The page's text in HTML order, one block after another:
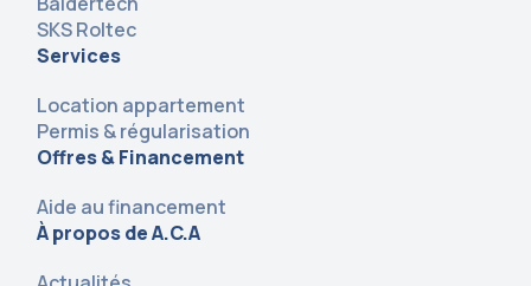
SKS Roltec
Services
Location appartement
Permis & régularisation
Offres & Financement
Aide au financement
À propos de A.C.A